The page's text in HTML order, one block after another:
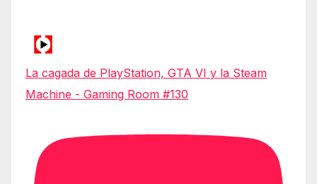
La cagada de PlayStation, GTA VI y la Steam
Machine - Gaming Room #130